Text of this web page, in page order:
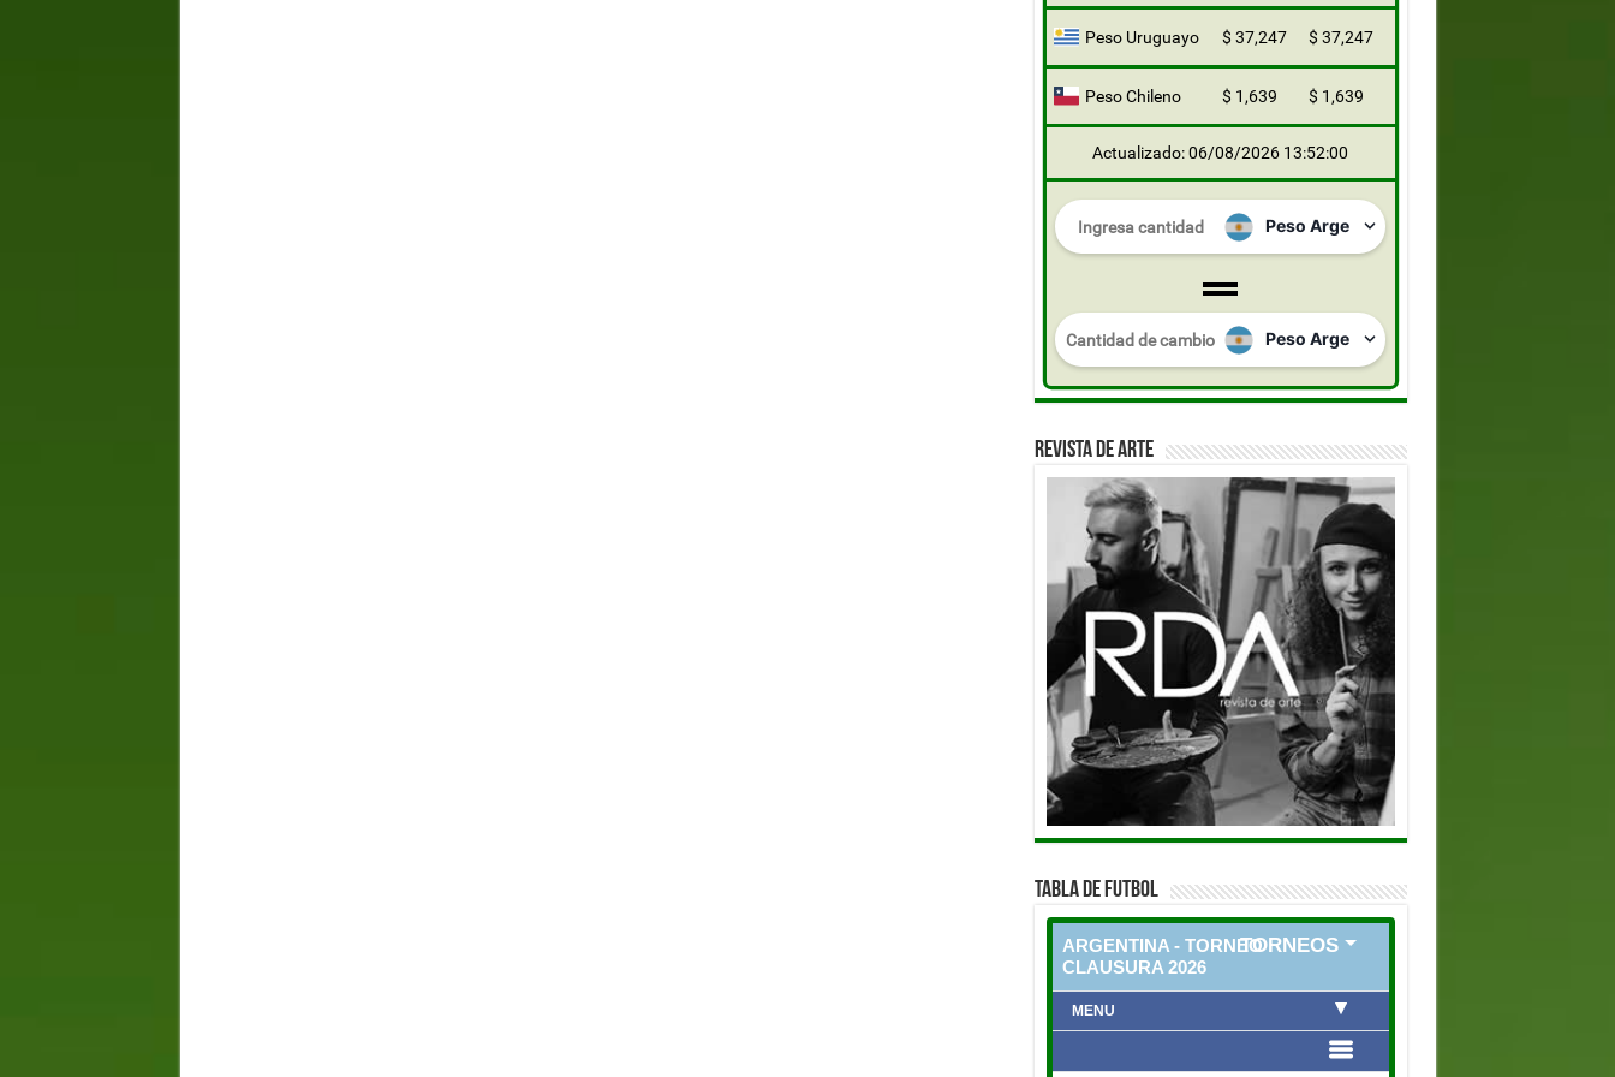
Peso Uruguayo $ 37,247 $ 37,247
Peso Chileno $ 1,639 $ 1,639
Actualizado: 06/08/2026 13:52:00
REVISTA DE ARTE
TABLA DE FUTBOL